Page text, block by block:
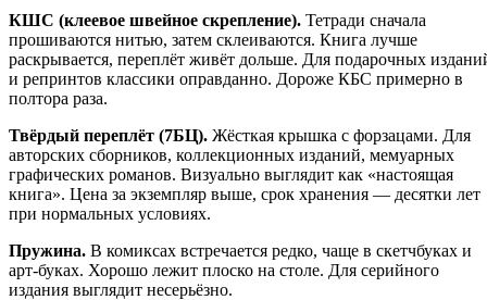
КШС (клеевое швейное скрепление). Тетради сначала
прошиваются нитью, затем склеиваются. Книга лучше
раскрывается, переплёт живёт дольше. Для подарочных
и репринтов классики оправданно. Дороже КБС примерно в
полтора раза.
Твёрдый переплёт (7БЦ). Жёсткая крышка с форзацами. Для
авторских сборников, коллекционных изданий, мемуарных
графических романов. Визуально выглядит как «настоящая
книга». Цена за экземпляр выше, срок хранения — десятки лет
при нормальных условиях.
Пружина. В комиксах встречается редко, чаще в скетчбуках и
арт-буках. Хорошо лежит плоско на столе. Для серийного
издания выглядит несерьёзно.